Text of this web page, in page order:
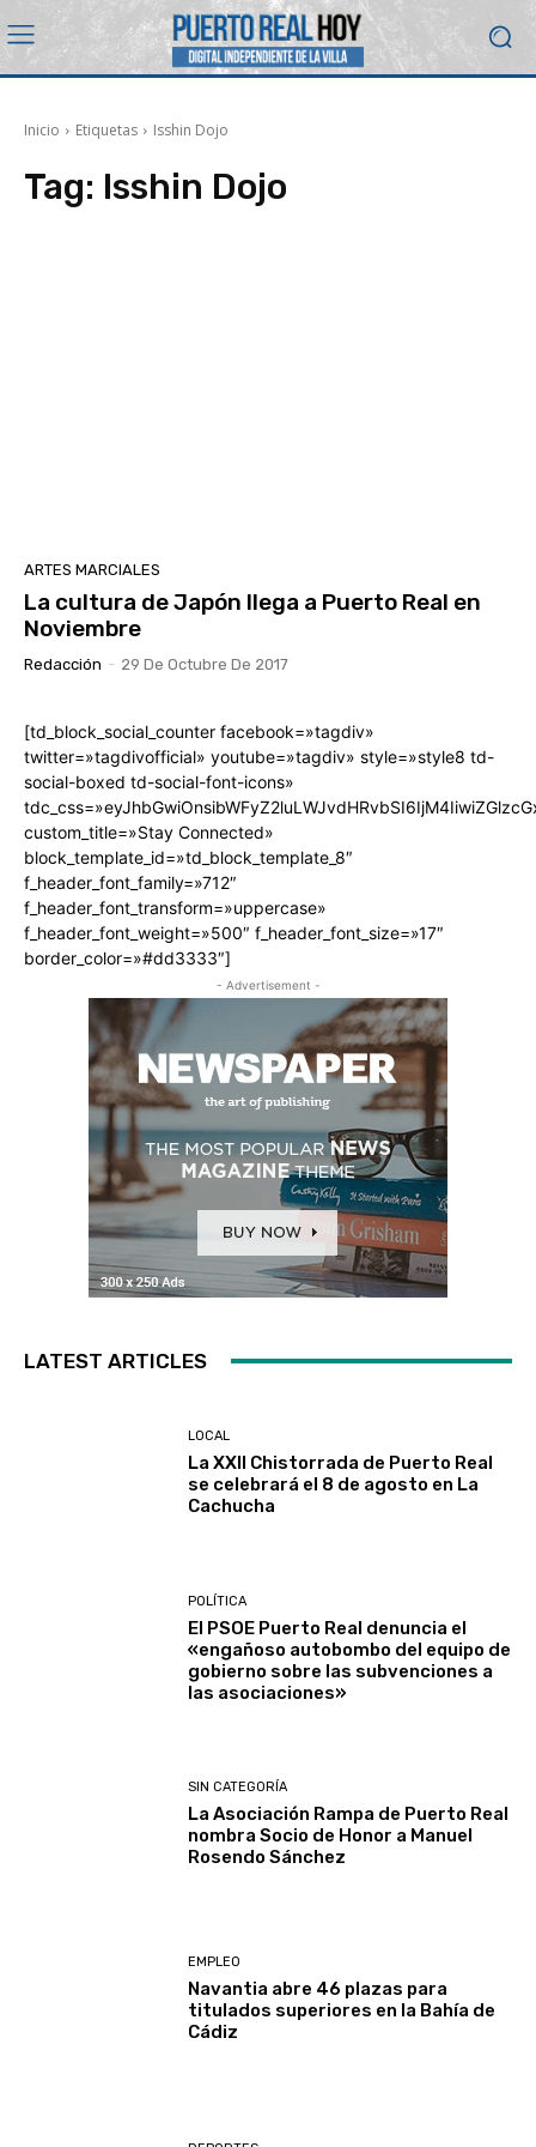
Inicio Etiquetas Isshin Dojo
Tag: Isshin Dojo
ARTES MARCIALES
La cultura de Japón llega a Puerto Real en
Noviembre
Redacción - 29 De Octubre De 2017
[td_block_social_counter facebook=»tagdiv»
twitter=»tagdivofficial» youtube=»tagdiv» style=»style8 td-
social-boxed td-social-font-icons»
custom_title=»Stay Connected»
block_template_id=»td_block_template_8″
f_header_font_family=»712″
f_header_font_transform=»uppercase»
f_header_font_weight=»500″ f_header_font_size=»17″
border_color=»#dd3333″]
- Advertisement -
LATEST ARTICLES
LOCAL
La XXII Chistorrada de Puerto Real
se celebrará el 8 de agosto en La
Cachucha
POLÍTICA
El PSOE Puerto Real denuncia el
«engañoso autobombo del equipo de
gobierno sobre las subvenciones a
las asociaciones»
SIN CATEGORÍA
La Asociación Rampa de Puerto Real
nombra Socio de Honor a Manuel
Rosendo Sánchez
EMPLEO
Navantia abre 46 plazas para
titulados superiores en la Bahía de
Cádiz